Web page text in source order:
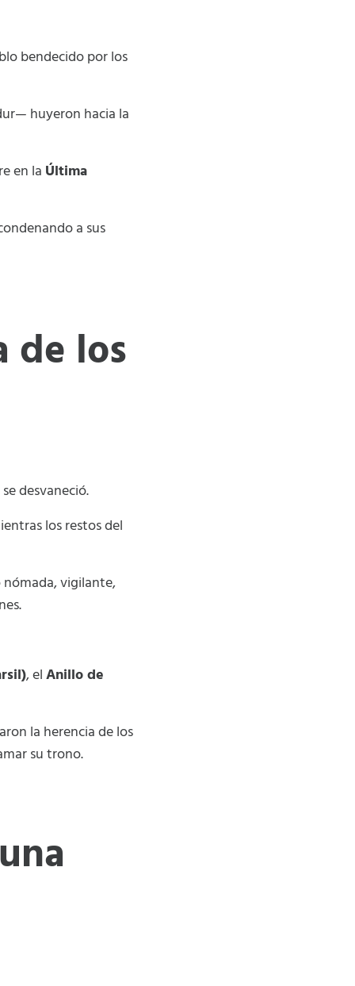
bendecido por los
huyeron hacia la
en la Última
a sus
de los
desvaneció.
los restos del
vigilante,
, elAnillo de
la herencia de los
su trono.